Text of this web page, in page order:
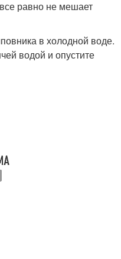
равно не мешает
в холодной воде.
водой и опустите